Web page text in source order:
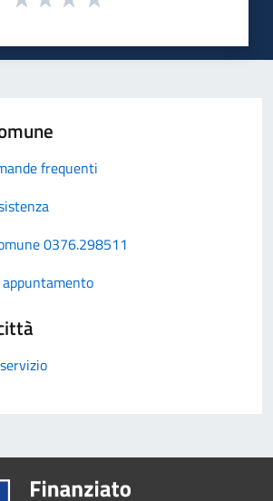
frequenti
0376.298511